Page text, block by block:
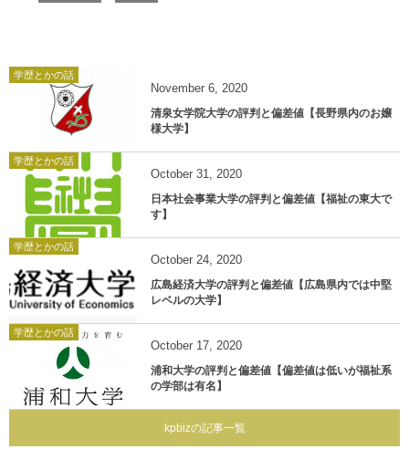
学歴とかの話
November 6, 2020
清泉女学院大学の評判と偏差値【長野県内のお嬢
様大学】
学歴とかの話
October 31, 2020
日本社会事業大学の評判と偏差値【福祉の東大で
す】
学歴とかの話
October 24, 2020
広島経済大学の評判と偏差値【広島県内では中堅
レベルの大学】
学歴とかの話
October 17, 2020
浦和大学の評判と偏差値【偏差値は低いが福祉系
の学部は有名】
kpbizの記事一覧